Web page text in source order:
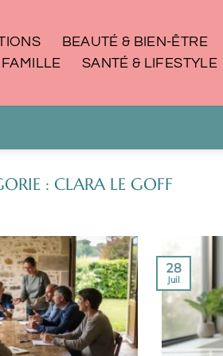
BEAUTÉ & BIEN-ÊTRE
FAMILLE
SANTÉ & LIFESTYLE
CLARA LE GOFF
28
Juil